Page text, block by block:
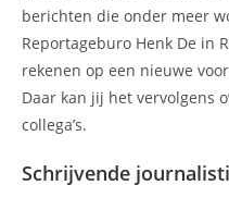
berichten die onder meer
Reportageburo Henk De in
rekenen op een nieuwe
Daar kan jij het vervolgens
collega’s.
Schrijvende